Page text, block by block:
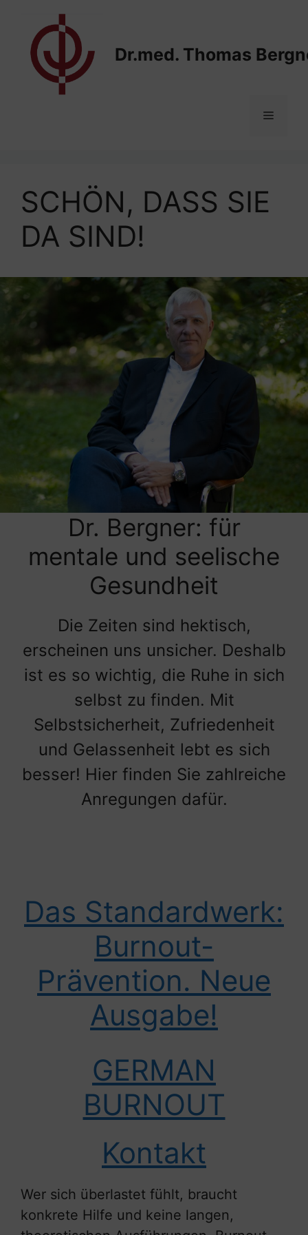
springen
Dr.med. Thomas
Menü
SCHÖN, DASS SIE
DA SIND!
Dr. Bergner: für
mentale und seelische
Gesundheit
Die Zeiten sind hektisch,
erscheinen uns unsicher. Deshalb
ist es so wichtig, die Ruhe in sich
selbst zu finden. Mit
Selbstsicherheit, Zufriedenheit
und Gelassenheit lebt es sich
besser! Hier finden Sie zahlreiche
Anregungen dafür.
Das Standardwerk:
Burnout-
Prävention. Neue
Ausgabe!
GERMAN
BURNOUT
Kontakt
Wer sich überlastet fühlt, braucht
konkrete Hilfe und keine langen,